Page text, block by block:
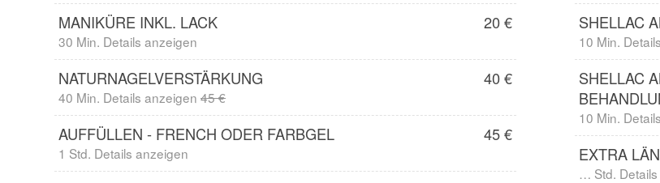
MANIKÜRE INKL. LACK 20 €
30 Min. Details anzeigen
NATURNAGELVERSTÄRKUNG 40 €
40 Min. Details anzeigen 45 €
AUFFÜLLEN - FRENCH ODER FARBGEL 45 €
1 Std. Details anzeigen
SHELLAC
10 Min.
SHELLAC
10 Min.
EXTRA
… Std.